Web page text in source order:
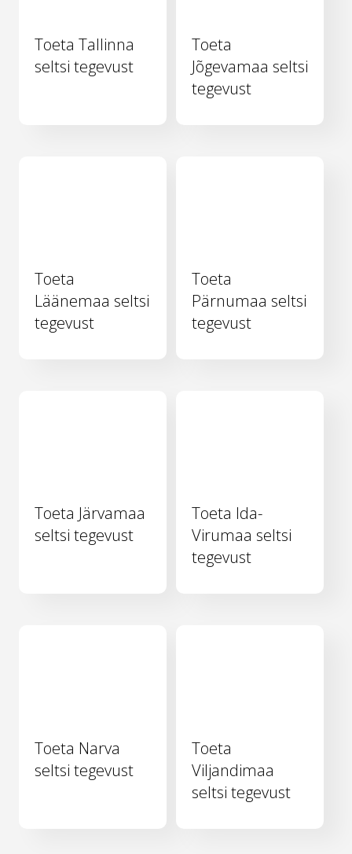
Toeta Tallinna
seltsi tegevust
Toeta
Jõgevamaa seltsi
tegevust
Toeta
Läänemaa seltsi
tegevust
Toeta
Pärnumaa seltsi
tegevust
Toeta Järvamaa
seltsi tegevust
Toeta Ida-
Virumaa seltsi
tegevust
Toeta Narva
seltsi tegevust
Toeta
Viljandimaa
seltsi tegevust